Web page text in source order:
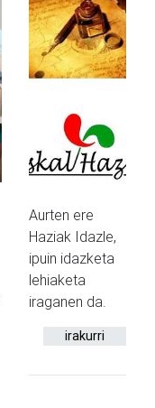
Aurten ere
Haziak Idazle,
ipuin idazketa
lehiaketa
iraganen da.
irakurri